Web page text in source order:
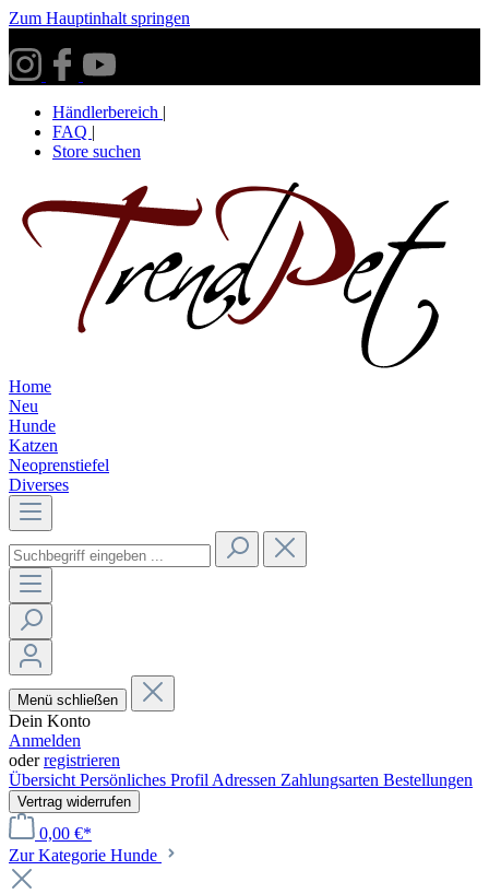
Zum Hauptinhalt springen
Händlerbereich |
FAQ |
Store suchen
Home
Neu
Hunde
Katzen
Neoprenstiefel
Diverses
Menü schließen
Dein Konto
Anmelden
oderregistrieren
Übersicht Persönliches Profil Adressen Zahlungsarten Bestellungen
Vertrag widerrufen
0,00 €*
Zur Kategorie Hunde